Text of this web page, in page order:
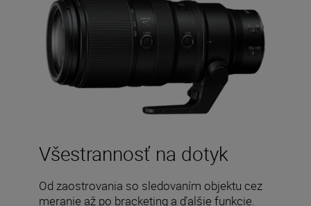
Všestrannosť na dotyk
Od zaostrovania so sledovaním objektu cez
meranie až po bracketing a ďalšie funkcie.